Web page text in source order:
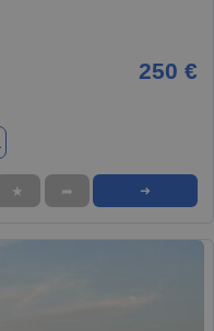
250 €
★ ➦ ➜